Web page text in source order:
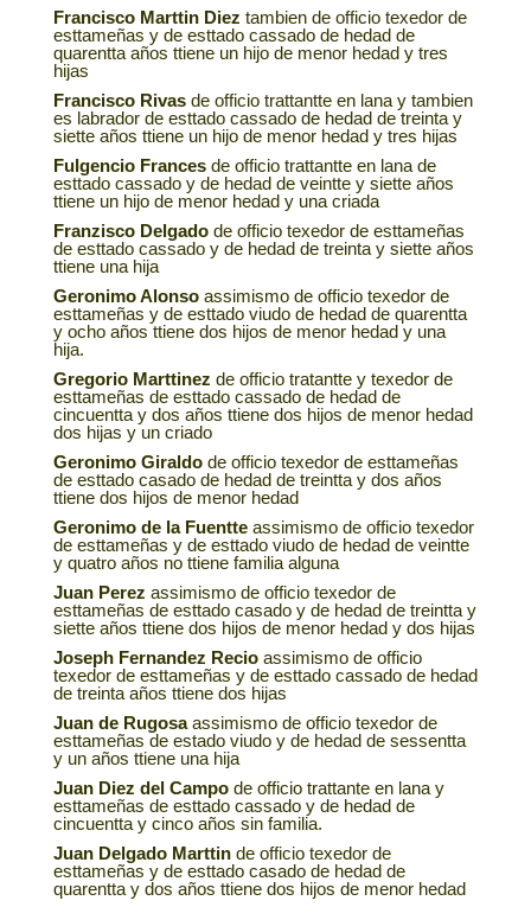
Francisco Marttin Diez tambien de officio texedor de
esttameñas y de esttado cassado de hedad de
quarentta años ttiene un hijo de menor hedad y tres
hijas
Francisco Rivasde officio trattantte en lana y tambien
es labrador de esttado cassado de hedad de treinta y
siette años ttiene un hijo de menor hedad y tres hijas
Fulgencio Francesde officio trattantte en lana de
esttado cassado y de hedad de veintte y siette años
ttiene un hijo de menor hedad y una criada
Franzisco Delgadode officio texedor de esttameñas
de esttado cassado y de hedad de treinta y siette años
ttiene una hija
Geronimo Alonsoassimismo de officio texedor de
esttameñas y de esttado viudo de hedad de quarentta
y ocho años ttiene dos hijos de menor hedad y una
hija.
Gregorio Marttinez de officio tratantte y texedor de
esttameñas de esttado cassado de hedad de
cincuentta y dos años ttiene dos hijos de menor hedad
dos hijas y un criado
Geronimo Giraldode officio texedor de esttameñas
de esttado casado de hedad de treintta y dos años
ttiene dos hijos de menor hedad
Geronimo de la Fuentteassimismo de officio texedor
de esttameñas y de esttado viudo de hedad de veintte
y quatro años no ttiene familia alguna
Juan Perez assimismo de officio texedor de
esttameñas de esttado casado y de hedad de treintta y
siette años ttiene dos hijos de menor hedad y dos hijas
Joseph Fernandez Recioassimismo de officio
texedor de esttameñas y de esttado cassado de hedad
de treinta años ttiene dos hijas
Juan de Rugosaassimismo de officio texedor de
esttameñas de estado viudo y de hedad de sessentta
y un años ttiene una hija
Juan Diez del Campode officio trattante en lana y
esttameñas de esttado cassado y de hedad de
cincuentta y cinco años sin familia.
Juan Delgado Marttinde officio texedor de
esttameñas y de esttado casado de hedad de
quarentta y dos años ttiene dos hijos de menor hedad